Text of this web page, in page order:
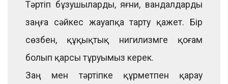
Тәртіп бұзушыларды, яғни, вандалдарды
заңға сәйкес жауапқа тарту қажет. Бір
сөзбен, құқықтық нигилизмге қоғам
болып қарсы тұруымыз керек.
Заң мен тәртіпке құрметпен қарау